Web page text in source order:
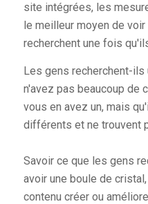
site intégrées, les
le meilleur moyen de
recherchent une fois
Les gens recherchent-ils
n'avez pas beaucoup de
vous en avez un, mais
différents et ne trouvent
Savoir ce que les gens
avoir une boule de
contenu créer ou